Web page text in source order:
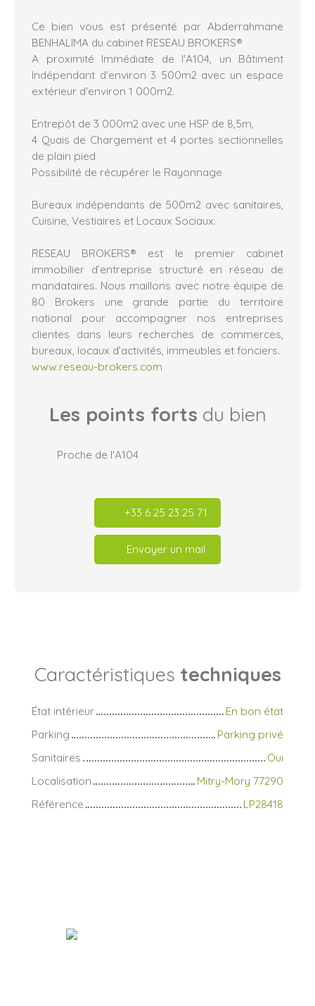
Ce bien vous est présenté par Abderrahmane
BENHALIMA du cabinet RESEAU BROKERS®
A proximité Immédiate de l'A104, un Bâtiment
Indépendant d'environ 3 500m2 avec un espace
extérieur d'environ 1 000m2.
Entrepôt de 3 000m2 avec une HSP de 8,5m,
4 Quais de Chargement et 4 portes sectionnelles
de plain pied
Possibilité de récupérer le Rayonnage
Bureaux indépendants de 500m2 avec sanitaires,
Cuisine, Vestiaires et Locaux Sociaux.
RESEAU BROKERS® est le premier cabinet
immobilier d’entreprise structuré en réseau de
mandataires. Nous maillons avec notre équipe de
80 Brokers une grande partie du territoire
national pour accompagner nos entreprises
clientes dans leurs recherches de commerces,
bureaux, locaux d’activités, immeubles et fonciers.
www.reseau-brokers.com
Les points forts du bien
Proche de l'A104
+33 6 25 23 25 71
Envoyer un mail
Caractéristiques techniques
État intérieur
En bon état
Parking
Parking privé
Sanitaires
Oui
Localisation
Mitry-Mory 77290
Référence
LP28418